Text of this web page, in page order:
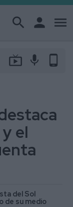
search person menu
live_tv mic phone_android
el
del Sol
de su medio